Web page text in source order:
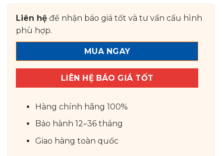
Liên hệ để nhận báo giá tốt và tư vấn cấu hình
phù hợp.
MUA NGAY
LIÊN HỆ BÁO GIÁ TỐT
Hàng chính hãng 100%
Bảo hành 12–36 tháng
Giao hàng toàn quốc